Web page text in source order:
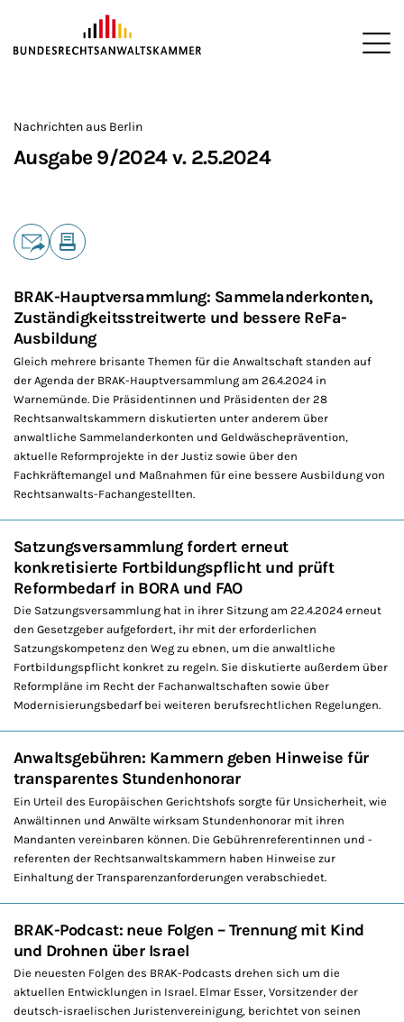
ZUM HAUPTINHALT SPRINGEN
Nachrichten aus Berlin
Ausgabe 9/2024 v. 2.5.2024
Teilen
BRAK-Hauptversammlung: Sammelanderkonten,
Zuständigkeitsstreitwerte und bessere ReFa-
Ausbildung
Gleich mehrere brisante Themen für die Anwaltschaft standen auf
der Agenda der BRAK-Hauptversammlung am 26.4.2024 in
Warnemünde. Die Präsidentinnen und Präsidenten der 28
Rechtsanwaltskammern diskutierten unter anderem über
anwaltliche Sammelanderkonten und Geldwäscheprävention,
aktuelle Reformprojekte in der Justiz sowie über den
Fachkräftemangel und Maßnahmen für eine bessere Ausbildung von
Rechtsanwalts-Fachangestellten.
Satzungsversammlung fordert erneut
konkretisierte Fortbildungspflicht und prüft
Reformbedarf in BORA und FAO
Die Satzungsversammlung hat in ihrer Sitzung am 22.4.2024 erneut
den Gesetzgeber aufgefordert, ihr mit der erforderlichen
Satzungskompetenz den Weg zu ebnen, um die anwaltliche
Fortbildungspflicht konkret zu regeln. Sie diskutierte außerdem über
Reformpläne im Recht der Fachanwaltschaften sowie über
Modernisierungsbedarf bei weiteren berufsrechtlichen Regelungen.
Anwaltsgebühren: Kammern geben Hinweise für
transparentes Stundenhonorar
Ein Urteil des Europäischen Gerichtshofs sorgte für Unsicherheit, wie
Anwältinnen und Anwälte wirksam Stundenhonorar mit ihren
Mandanten vereinbaren können. Die Gebührenreferentinnen und -
referenten der Rechtsanwaltskammern haben Hinweise zur
Einhaltung der Transparenzanforderungen verabschiedet.
BRAK-Podcast: neue Folgen – Trennung mit Kind
und Drohnen über Israel
Die neuesten Folgen des BRAK-Podcasts drehen sich um die
aktuellen Entwicklungen in Israel. Elmar Esser, Vorsitzender der
deutsch-israelischen Juristenvereinigung, berichtet von seinen